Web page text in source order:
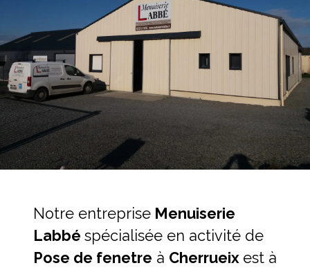
Notre entreprise Menuiserie
Labbé spécialisée en activité de
Pose de fenetre à Cherrueix est à